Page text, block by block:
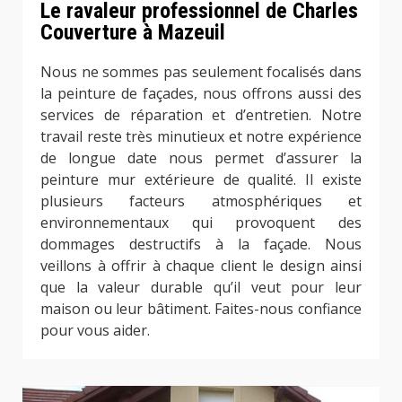
Le ravaleur professionnel de Charles
Couverture à Mazeuil
Nous ne sommes pas seulement focalisés dans
la peinture de façades, nous offrons aussi des
services de réparation et d’entretien. Notre
travail reste très minutieux et notre expérience
de longue date nous permet d’assurer la
peinture mur extérieure de qualité. Il existe
plusieurs facteurs atmosphériques et
environnementaux qui provoquent des
dommages destructifs à la façade. Nous
veillons à offrir à chaque client le design ainsi
que la valeur durable qu’il veut pour leur
maison ou leur bâtiment. Faites-nous confiance
pour vous aider.